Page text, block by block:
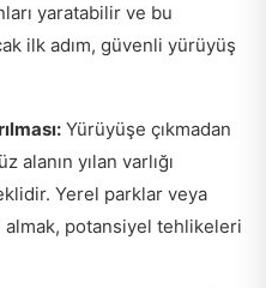
yaratabilir ve bu
ilk adım, güvenli yürüyüş
Yürüyüşe çıkmadan
yılan varlığı
Yerel parklar veya
almak, potansiyel tehlikeleri